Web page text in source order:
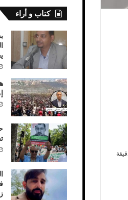
كتاب و أراء